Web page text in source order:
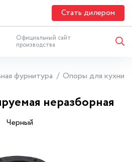
Стать дилером
Официальный сайт
производства
фурнитура Опоры для кухни
неразборная
Черный